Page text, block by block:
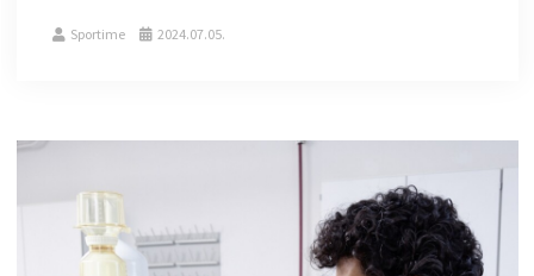
Sportime 2024.07.05.